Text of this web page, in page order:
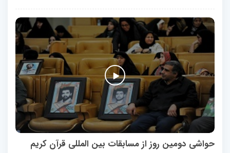
حواشی دومین روز از مسابقات بین المللی قرآن کریم